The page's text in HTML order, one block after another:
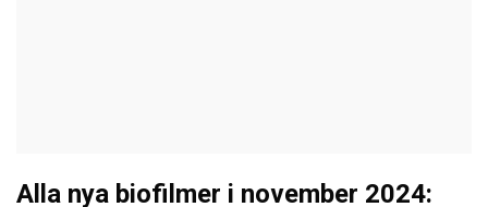
Alla nya biofilmer i november 2024: